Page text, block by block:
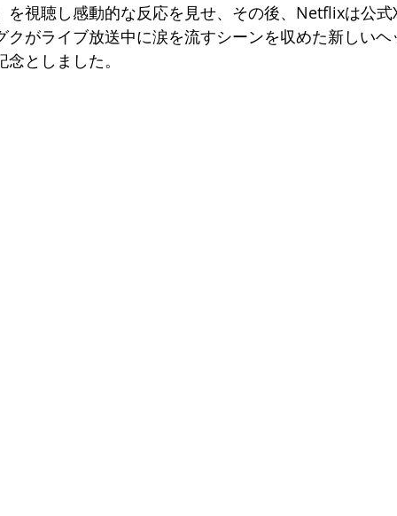
を視聴し感動的な反応を見せ、その後、Netflixは公
クがライブ放送中に涙を流すシーンを収めた新しい
念としました。